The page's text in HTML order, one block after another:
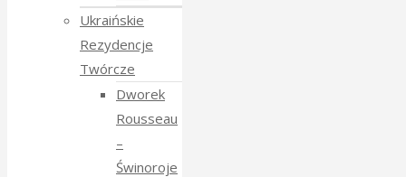
Ukraińskie
Rezydencje
Twórcze
Dworek
Rousseau
–
Świnoroje